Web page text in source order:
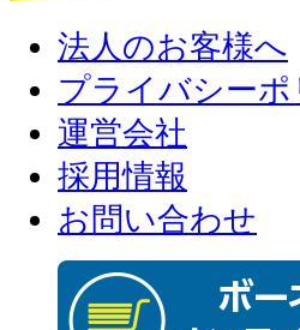
法人のお客様へ
プライバシーポ
運営会社
採用情報
お問い合わせ